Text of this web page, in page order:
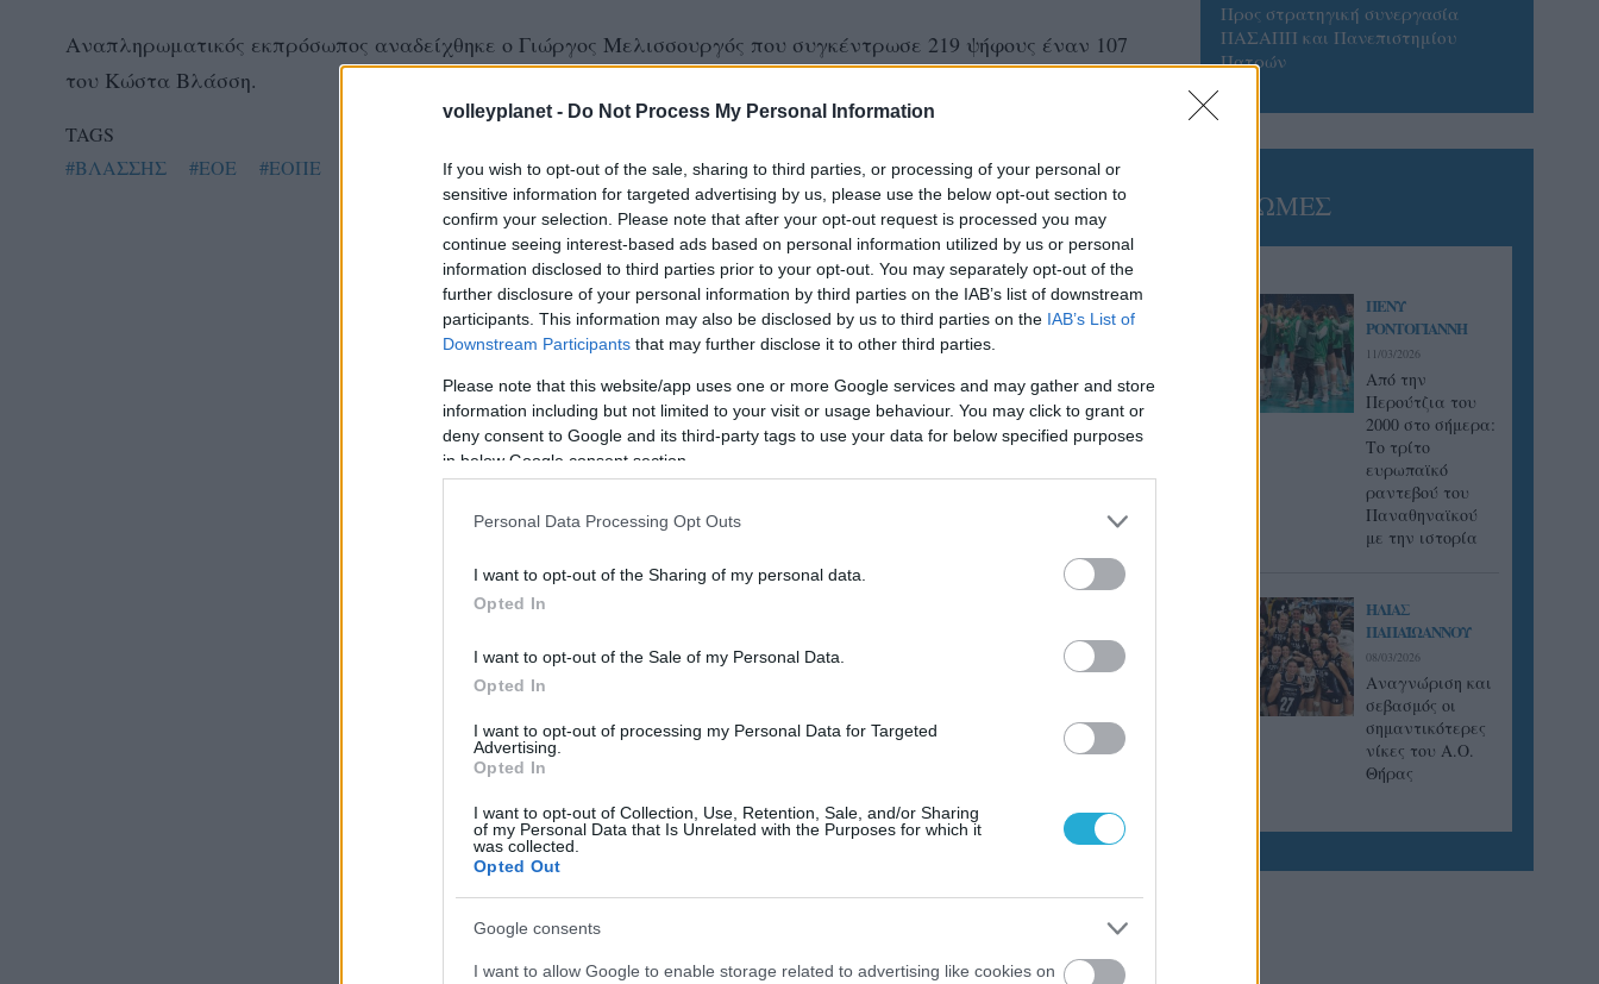
volleyplanet - Do Not Process My Personal Information
If you wish to opt-out of the sale, sharing to third parties, or processing of your personal or
sensitive information for targeted advertising by us, please use the below opt-out section to
confirm your selection. Please note that after your opt-out request is processed you may
continue seeing interest-based ads based on personal information utilized by us or personal
information disclosed to third parties prior to your opt-out. You may separately opt-out of the
further disclosure of your personal information by third parties on the IAB’s list of downstream
participants. This information may also be disclosed by us to third parties on the IAB’s List of
Downstream Participants that may further disclose it to other third parties.
Please note that this website/app uses one or more Google services and may gather and store
information including but not limited to your visit or usage behaviour. You may click to grant or
deny consent to Google and its third-party tags to use your data for below specified purposes
in below Google consent section.
Personal Data Processing Opt Outs
I want to opt-out of the Sharing of my personal data.
Opted In
I want to opt-out of the Sale of my Personal Data.
Opted In
I want to opt-out of processing my Personal Data for Targeted
Advertising.
Opted In
I want to opt-out of Collection, Use, Retention, Sale, and/or Sharing
of my Personal Data that Is Unrelated with the Purposes for which it
was collected.
Opted Out
Google consents
I want to allow Google to enable storage related to advertising like cookies on
Αναπληρωματικός εκπρόσωπος αναδείχθηκε ο Γιώργος Μελισσουργός που συγκέντρωσε 219 ψήφους έναν 107
του Κώστα Βλάσση.
TAGS
#ΒΛΑΣΣΗΣ
#ΕΟΕ #ΕΟΠΕ #ΚΑΡΑΜΠΕΤΣΟΣ #ΜΑΥΡΟΜΑΤΗΣ #ΜΕΛΙΣΣΟΥΡΓΟΣ
Προς στρατηγική συνεργασία
ΠΑΣΑΠΠ και Πανεπιστημίου
Πατρών
ΓΝΩΜΕΣ
ΠΕΝΥ
ΡΟΝΤΟΓΙΑΝΝΗ
11/03/2026
Από την
Περούτζια του
2000 στο σήμερα:
Tο τρίτο
ευρωπαϊκό
ραντεβού του
Παναθηναϊκού
με την ιστορία
ΗΛΙΑΣ
ΠΑΠΑΪΩΑΝΝΟΥ
08/03/2026
Αναγνώριση και
σεβασμός οι
σημαντικότερες
νίκες του Α.Ο.
Θήρας